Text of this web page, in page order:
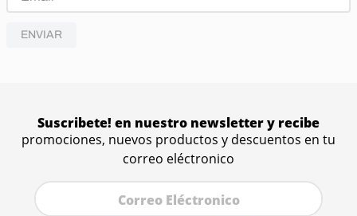
ENVIAR
Suscribete! en nuestro newsletter y recibe
promociones, nuevos productos y descuentos en tu
correo eléctronico